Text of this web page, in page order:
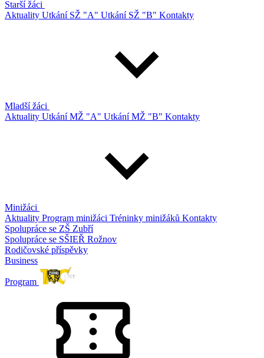
Starší žáci
Aktuality Utkání SŽ "A" Utkání SŽ "B" Kontakty
Mladší žáci
Aktuality Utkání MŽ "A" Utkání MŽ "B" Kontakty
Minižáci
Aktuality Program minižáci Tréninky minižáků Kontakty
Spolupráce se ZŠ Zubří
Spolupráce se SŠIEŘ Rožnov
Rodičovské příspěvky
Business
Program